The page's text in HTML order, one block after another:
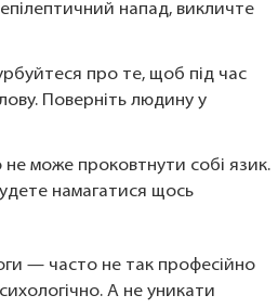
напад, викличте
про те, щоб під час
Поверніть людину у
може проковтнути собі язик.
намагатися щось
— часто не так професійно
А не уникати